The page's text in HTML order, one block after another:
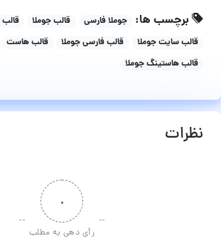
برچسب ها: جوملا فارسی قالب جوملا
قالب
قالب سایت جوملا
قالب فارسی جوملا قالب هاست
قالب هاستینگ جوملا
نظرات
۰
رأی دهی به مطلب